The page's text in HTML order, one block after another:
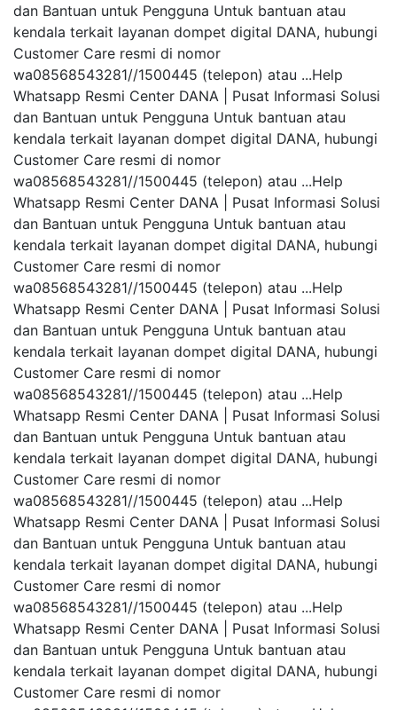
dan Bantuan untuk Pengguna Untuk bantuan atau
kendala terkait layanan dompet digital DANA, hubungi
Customer Care resmi di nomor
wa08568543281//1500445 (telepon) atau ...Help
Whatsapp Resmi Center DANA | Pusat Informasi Solusi
dan Bantuan untuk Pengguna Untuk bantuan atau
kendala terkait layanan dompet digital DANA, hubungi
Customer Care resmi di nomor
wa08568543281//1500445 (telepon) atau ...Help
Whatsapp Resmi Center DANA | Pusat Informasi Solusi
dan Bantuan untuk Pengguna Untuk bantuan atau
kendala terkait layanan dompet digital DANA, hubungi
Customer Care resmi di nomor
wa08568543281//1500445 (telepon) atau ...Help
Whatsapp Resmi Center DANA | Pusat Informasi Solusi
dan Bantuan untuk Pengguna Untuk bantuan atau
kendala terkait layanan dompet digital DANA, hubungi
Customer Care resmi di nomor
wa08568543281//1500445 (telepon) atau ...Help
Whatsapp Resmi Center DANA | Pusat Informasi Solusi
dan Bantuan untuk Pengguna Untuk bantuan atau
kendala terkait layanan dompet digital DANA, hubungi
Customer Care resmi di nomor
wa08568543281//1500445 (telepon) atau ...Help
Whatsapp Resmi Center DANA | Pusat Informasi Solusi
dan Bantuan untuk Pengguna Untuk bantuan atau
kendala terkait layanan dompet digital DANA, hubungi
Customer Care resmi di nomor
wa08568543281//1500445 (telepon) atau ...Help
Whatsapp Resmi Center DANA | Pusat Informasi Solusi
dan Bantuan untuk Pengguna Untuk bantuan atau
kendala terkait layanan dompet digital DANA, hubungi
Customer Care resmi di nomor